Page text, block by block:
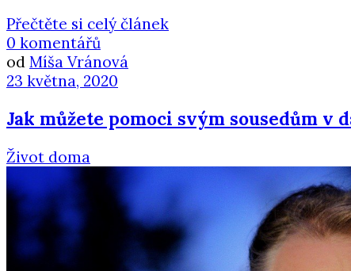
Přečtěte si celý článek
0 komentářů
od Míša Vránová
23 května, 2020
Jak můžete pomoci svým sousedům v
Život doma